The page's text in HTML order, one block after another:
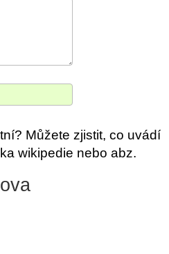
Můžete zjistit, co uvádí
wikipedie nebo abz.